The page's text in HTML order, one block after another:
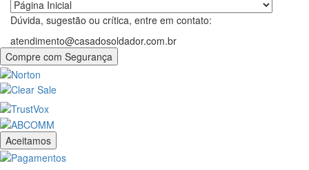
Dúvida, sugestão ou crítica, entre em contato:
atendimento@casadosoldador.com.br
Compre com Segurança
Aceitamos